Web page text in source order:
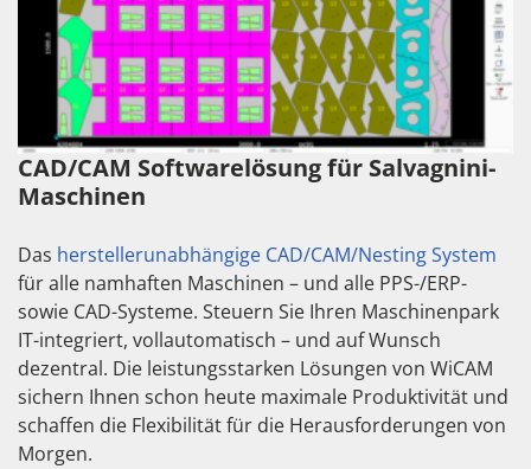
CAD/CAM Softwarelösung für Salvagnini-
Maschinen
Das herstellerunabhängige CAD/CAM/Nesting System
für alle namhaften Maschinen – und alle PPS-/ERP-
sowie CAD-Systeme. Steuern Sie Ihren Maschinenpark
IT-integriert, vollautomatisch – und auf Wunsch
dezentral. Die leistungsstarken Lösungen von WiCAM
sichern Ihnen schon heute maximale Produktivität und
schaffen die Flexibilität für die Herausforderungen von
Morgen.